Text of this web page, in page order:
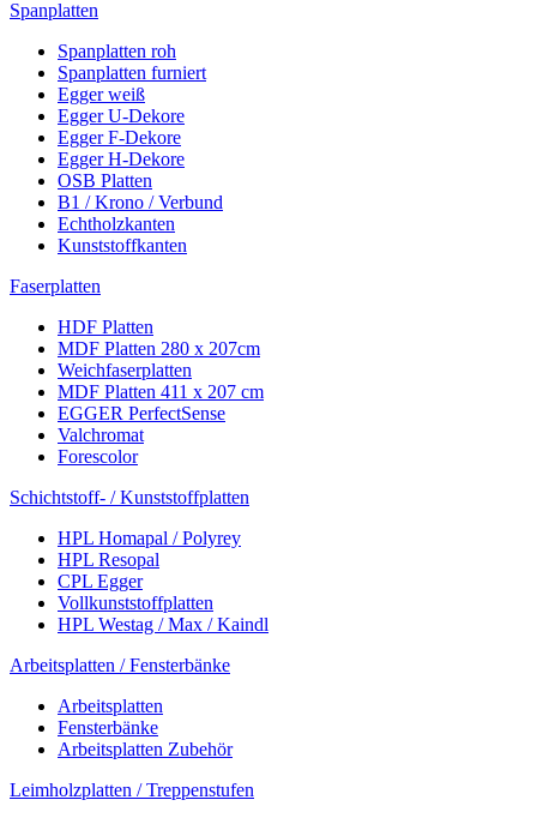
Spanplatten
Spanplatten roh
Spanplatten furniert
Egger weiß
Egger U-Dekore
Egger F-Dekore
Egger H-Dekore
OSB Platten
B1 / Krono / Verbund
Echtholzkanten
Kunststoffkanten
Faserplatten
HDF Platten
MDF Platten 280 x 207cm
Weichfaserplatten
MDF Platten 411 x 207 cm
EGGER PerfectSense
Valchromat
Forescolor
Schichtstoff- / Kunststoffplatten
HPL Homapal / Polyrey
HPL Resopal
CPL Egger
Vollkunststoffplatten
HPL Westag / Max / Kaindl
Arbeitsplatten / Fensterbänke
Arbeitsplatten
Fensterbänke
Arbeitsplatten Zubehör
Leimholzplatten / Treppenstufen